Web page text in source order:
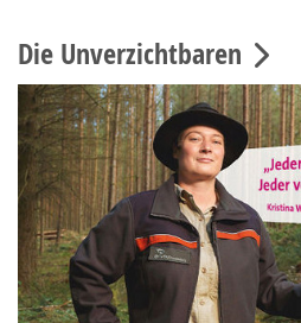
Die Unverzichtbaren